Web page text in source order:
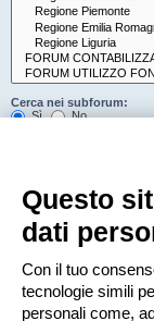
Cerca nei subforum:
Sì
No
Solo tra i titoli degli
Solo il primo messaggio
Mostra i risultati come:
Messaggi
Ordina risultati per:
Questo
dati
Con il tuo
tecnologie simili
personali come,